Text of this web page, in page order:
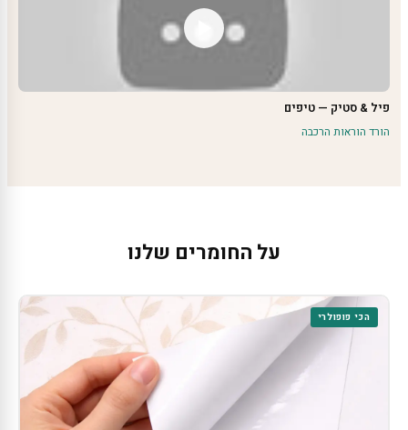
פיל & סטיק — טיפים
הורד הוראות הרכבה
על החומרים שלנו
הכי פופולרי